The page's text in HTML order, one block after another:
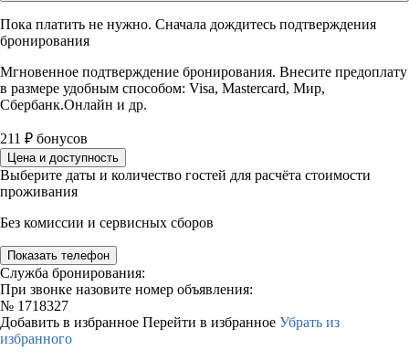
Пока платить не нужно. Сначала дождитесь подтверждения
бронирования
Мгновенное подтверждение бронирования. Внесите предоплату
в размере удобным способом: Visa, Mastercard, Мир,
Сбербанк.Онлайн и др.
211 ₽ бонусов
Цена и доступность
Выберите даты и количество гостей для расчёта стоимости
проживания
Без комиссии и сервисных сборов
Показать телефон
Служба бронирования:
При звонке назовите номер объявления:
№ 1718327
Добавить в избранное Перейти в избранное Убрать из
избранного